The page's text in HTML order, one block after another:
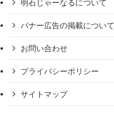
明石じゃーなるについて
バナー広告の掲載について
お問い合わせ
プライバシーポリシー
サイトマップ